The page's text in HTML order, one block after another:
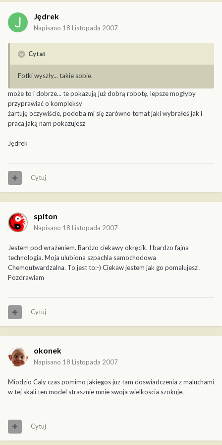
Jędrek
Napisano 18 Listopada 2007
Cytat
Fotki wyszły... takie sobie.
może to i dobrze... te pokazują już dobrą robotę, lepsze mogłyby
przyprawiać o kompleksy
żartuję oczywiście, podoba mi się zarówno temat jaki wybrałeś jak i
praca jaką nam pokazujesz
Jędrek
Cytuj
spiton
Napisano 18 Listopada 2007
Jestem pod wrażeniem. Bardzo ciekawy okręcik. I bardzo fajna
technologia. Moja ulubiona szpachla samochodowa
Chemoutwardzalna. To jest to:-) Ciekaw jestem jak go pomalujesz .
Pozdrawiam
Cytuj
okonek
Napisano 18 Listopada 2007
Miodzio Caly czas pomimo jakiegos juz tam doswiadczenia z maluchami
w tej skali ten model strasznie mnie swoja wielkoscia szokuje.
Cytuj